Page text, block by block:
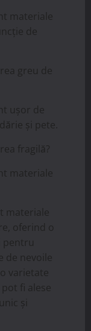
materiale
de
greu de
ușor de
și pete.
fragilă?
materiale
materiale
oferind o
pentru
de nevoile
varietate
fi alese
și